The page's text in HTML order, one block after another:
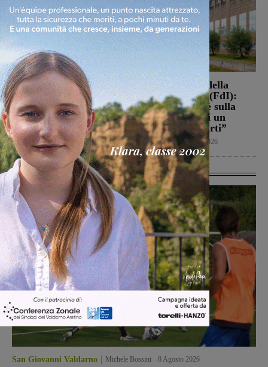
Loro Ciuffenna, squadre
antincendio al lavoro per
un rogo nei boschi
Cronaca 8 Agosto 2026
Punto Nascita della
Gruccia, Tucci (FdI):
“Montevarchi è sulla
giusta strada di un
aumento dei parti”
Politica 8 Agosto 2026
Ultime Calcio
San Giovanni Valdarno Michele Bossini 8 Agosto 2026